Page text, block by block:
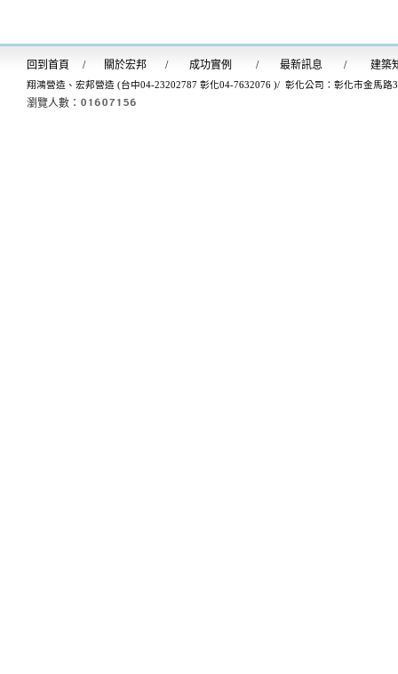
回到首頁 / 關於宏邦 / 成功實例 / 最新訊息 / 建築
翔鴻營造、宏邦營造 (台中04-23202787 彰化04-7632076 )/ 彰化公司：彰化市金馬路
瀏覽人數：